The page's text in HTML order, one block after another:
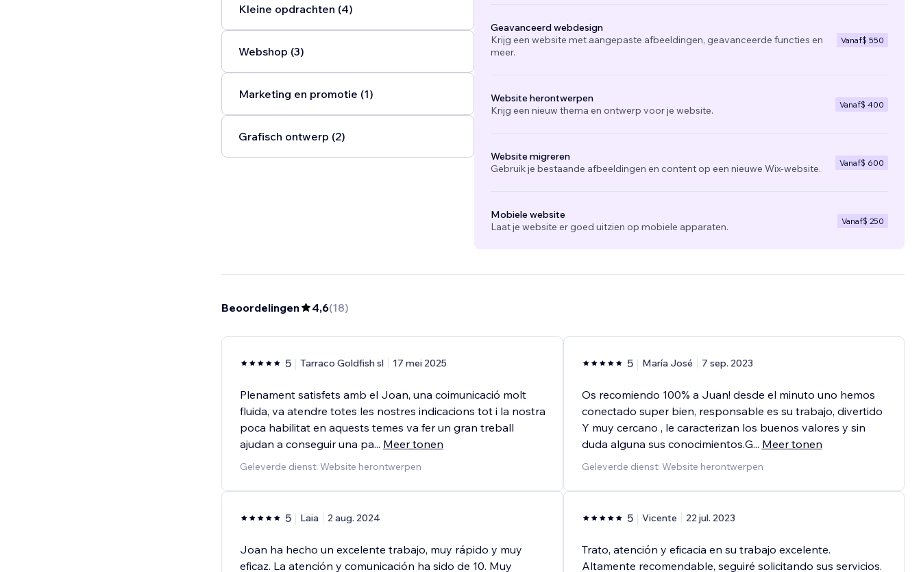
Kleine opdrachten (4)
Webshop (3)
Marketing en promotie (1)
Grafisch ontwerp (2)
Geavanceerd webdesign
Krijg een website met aangepaste afbeeldingen, geavanceerde functies en
meer.
Vanaf$ 550
Website herontwerpen
Krijg een nieuw thema en ontwerp voor je website.
Vanaf$ 400
Website migreren
Gebruik je bestaande afbeeldingen en content op een nieuwe Wix-website.
Vanaf$ 600
Mobiele website
Laat je website er goed uitzien op mobiele apparaten.
Vanaf$ 250
Beoordelingen 4,6(18)
5 Tarraco Goldfish sl 17 mei 2025
Plenament satisfets amb el Joan, una coimunicació molt
fluida, va atendre totes les nostres indicacions tot i la nostra
poca habilitat en aquests temes va fer un gran treball
ajudan a conseguir una pa... Meer tonen
Geleverde dienst: Website herontwerpen
5 Laia 2 aug. 2024
Joan ha hecho un excelente trabajo, muy rápido y muy
eficaz. La atención y comunicación ha sido de 10. Muy
5 María José 7 sep. 2023
Os recomiendo 100% a Juan! desde el minuto uno hemos
conectado super bien, responsable es su trabajo, divertido
Y muy cercano , le caracterizan los buenos valores y sin
duda alguna sus conocimientos.G... Meer tonen
Geleverde dienst: Website herontwerpen
5 Vicente 22 jul. 2023
Trato, atención y eficacia en su trabajo excelente.
Altamente recomendable, seguiré solicitando sus servicios.